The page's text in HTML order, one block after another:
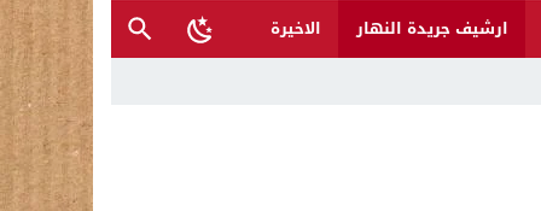
ارشيف جريدة النهار
الاخيرة